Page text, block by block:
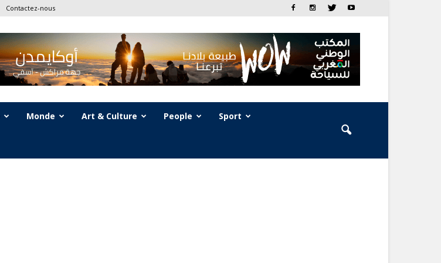
Contactez-nous
Monde Art & Culture People Sport